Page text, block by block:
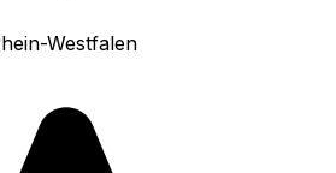
Westfalen